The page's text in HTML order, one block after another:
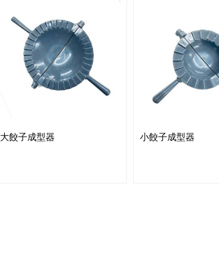
大餃子成型器 小餃子成型器